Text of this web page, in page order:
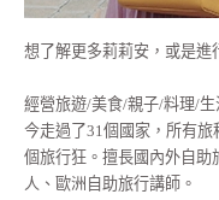
想了解更多莉莉安，或是進
經營旅遊/美食/親子/料理/
今走過了31個國家，所有
個旅行狂。擅長國內外自助
人、歐洲自助旅行講師。